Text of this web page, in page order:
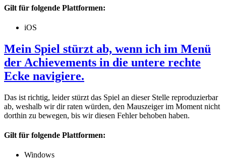
Gilt für folgende Plattformen:
iOS
Mein Spiel stürzt ab, wenn ich im Menü
der Achievements in die untere rechte
Ecke navigiere.
Das ist richtig, leider stürzt das Spiel an dieser Stelle reproduzierbar
ab, weshalb wir dir raten würden, den Mauszeiger im Moment nicht
dorthin zu bewegen, bis wir diesen Fehler behoben haben.
Gilt für folgende Plattformen:
Windows